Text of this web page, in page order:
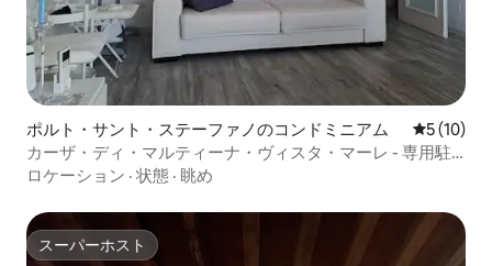
ポルト・サント・ステーファノのコンドミニアム レビュー
5 (10)
カーザ・ディ・マルティーナ・ヴィスタ・マーレ - 専用駐
車場
ロケーション · 状態 · 眺め
スーパーホスト
スーパーホスト